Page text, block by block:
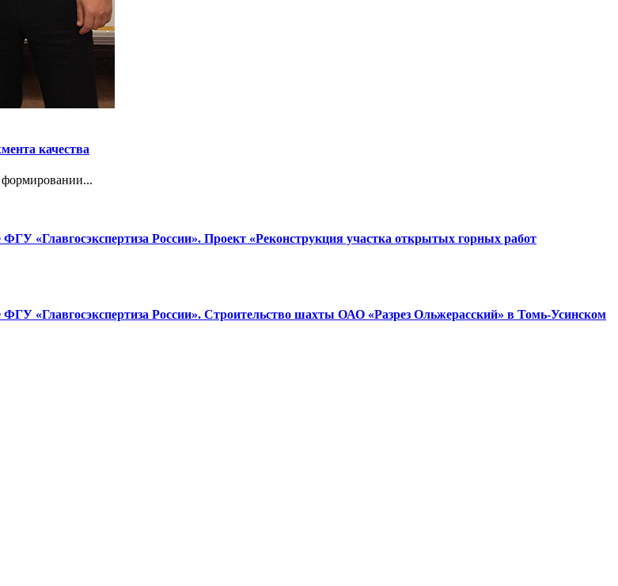
качества
формировании...
«Главгосэкспертиза России». Проект «Реконструкция участка открытых горных работ
«Главгосэкспертиза России». Строительство шахты ОАО «Разрез Ольжерасский» в Томь-Усинском